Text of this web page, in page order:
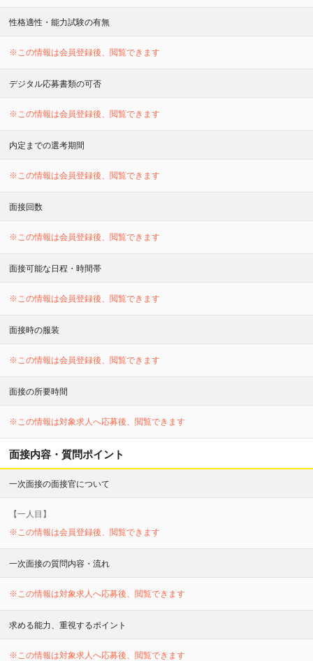
性格適性・能力試験の有無
※この情報は会員登録後、閲覧できます
デジタル応募書類の可否
※この情報は会員登録後、閲覧できます
内定までの選考期間
※この情報は会員登録後、閲覧できます
面接回数
※この情報は会員登録後、閲覧できます
面接可能な日程・時間帯
※この情報は会員登録後、閲覧できます
面接時の服装
※この情報は会員登録後、閲覧できます
面接の所要時間
※この情報は対象求人へ応募後、閲覧できます
面接内容・質問ポイント
一次面接の面接官について
【一人目】
※この情報は会員登録後、閲覧できます
一次面接の質問内容・流れ
※この情報は対象求人へ応募後、閲覧できます
求める能力、重視するポイント
※この情報は対象求人へ応募後、閲覧できます